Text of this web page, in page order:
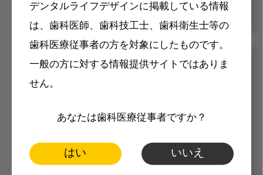
デンタルライフデザインに掲載している情報
は、歯科医師、歯科技工士、歯科衛生士等の
歯科医療従事者の方を対象にしたものです。
一般の方に対する情報提供サイトではありま
せん。
あなたは歯科医療従事者ですか？
はい いいえ
メリット